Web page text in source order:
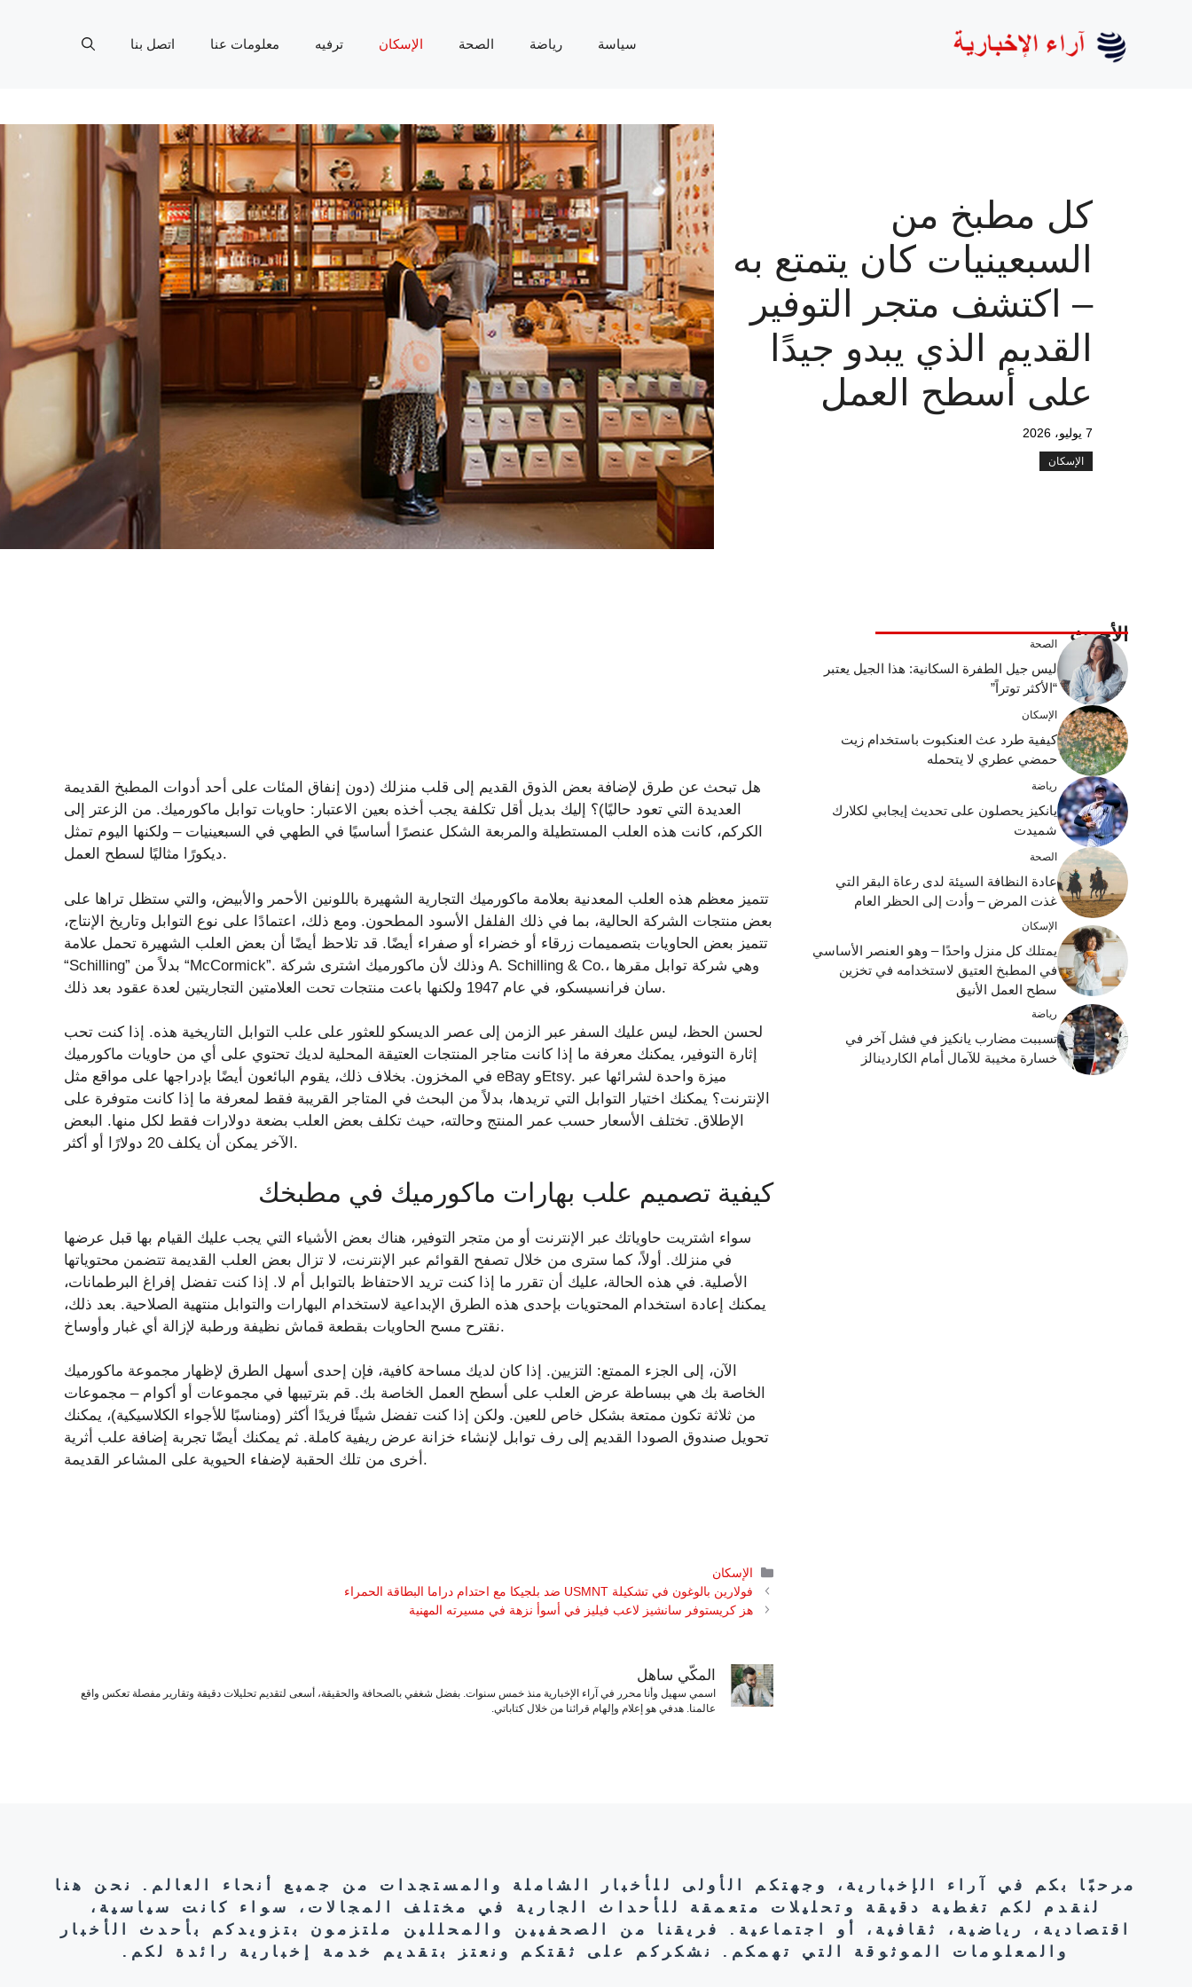
سياسة رياضة الصحة الإسكان ترفيه معلومات عنا اتصل بنا
كل مطبخ من
السبعينيات كان يتمتع به
– اكتشف متجر التوفير
القديم الذي يبدو جيدًا
على أسطح العمل
7 يوليو، 2026
الإسكان
هل تبحث عن طرق لإضافة بعض الذوق القديم إلى قلب منزلك (دون إنفاق المئات على أحد أدوات المطبخ القديمة
العديدة التي تعود حاليًا)؟ إليك بديل أقل تكلفة يجب أخذه بعين الاعتبار: حاويات توابل ماكورميك. من الزعتر إلى
الكركم، كانت هذه العلب المستطيلة والمربعة الشكل عنصرًا أساسيًا في الطهي في السبعينيات – ولكنها اليوم تمثل
ديكورًا مثاليًا لسطح العمل.
تتميز معظم هذه العلب المعدنية بعلامة ماكورميك التجارية الشهيرة باللونين الأحمر والأبيض، والتي ستظل تراها على
بعض منتجات الشركة الحالية، بما في ذلك الفلفل الأسود المطحون. ومع ذلك، اعتمادًا على نوع التوابل وتاريخ الإنتاج،
تتميز بعض الحاويات بتصميمات زرقاء أو خضراء أو صفراء أيضًا. قد تلاحظ أيضًا أن بعض العلب الشهيرة تحمل علامة
“Schilling” بدلاً من “McCormick”. وذلك لأن ماكورميك اشترى شركة A. Schilling & Co.، وهي شركة توابل مقرها
سان فرانسيسكو، في عام 1947 ولكنها باعت منتجات تحت العلامتين التجاريتين لعدة عقود بعد ذلك.
لحسن الحظ، ليس عليك السفر عبر الزمن إلى عصر الديسكو للعثور على علب التوابل التاريخية هذه. إذا كنت تحب
إثارة التوفير، يمكنك معرفة ما إذا كانت متاجر المنتجات العتيقة المحلية لديك تحتوي على أي من حاويات ماكورميك
في المخزون. بخلاف ذلك، يقوم البائعون أيضًا بإدراجها على مواقع مثل eBay وEtsy. ميزة واحدة لشرائها عبر
الإنترنت؟ يمكنك اختيار التوابل التي تريدها، بدلاً من البحث في المتاجر القريبة فقط لمعرفة ما إذا كانت متوفرة على
الإطلاق. تختلف الأسعار حسب عمر المنتج وحالته، حيث تكلف بعض العلب بضعة دولارات فقط لكل منها. البعض
الآخر يمكن أن يكلف 20 دولارًا أو أكثر.
كيفية تصميم علب بهارات ماكورميك في مطبخك
سواء اشتريت حاوياتك عبر الإنترنت أو من متجر التوفير، هناك بعض الأشياء التي يجب عليك القيام بها قبل عرضها
في منزلك. أولاً، كما سترى من خلال تصفح القوائم عبر الإنترنت، لا تزال بعض العلب القديمة تتضمن محتوياتها
الأصلية. في هذه الحالة، عليك أن تقرر ما إذا كنت تريد الاحتفاظ بالتوابل أم لا. إذا كنت تفضل إفراغ البرطمانات،
يمكنك إعادة استخدام المحتويات بإحدى هذه الطرق الإبداعية لاستخدام البهارات والتوابل منتهية الصلاحية. بعد ذلك،
نقترح مسح الحاويات بقطعة قماش نظيفة ورطبة لإزالة أي غبار وأوساخ.
الآن، إلى الجزء الممتع: التزيين. إذا كان لديك مساحة كافية، فإن إحدى أسهل الطرق لإظهار مجموعة ماكورميك
الخاصة بك هي ببساطة عرض العلب على أسطح العمل الخاصة بك. قم بترتيبها في مجموعات أو أكوام – مجموعات
من ثلاثة تكون ممتعة بشكل خاص للعين. ولكن إذا كنت تفضل شيئًا فريدًا أكثر (ومناسبًا للأجواء الكلاسيكية)، يمكنك
تحويل صندوق الصودا القديم إلى رف توابل لإنشاء خزانة عرض ريفية كاملة. ثم يمكنك أيضًا تجربة إضافة علب أثرية
أخرى من تلك الحقبة لإضفاء الحيوية على المشاعر القديمة.
التصنيفات
الإسكان
فولارين بالوغون في تشكيلة USMNT ضد بلجيكا مع احتدام دراما البطاقة الحمراء
هز كريستوفر سانشيز لاعب فيليز في أسوأ نزهة في مسيرته المهنية
المكّي ساهل
اسمي سهيل وأنا محرر في آراء الإخبارية منذ خمس سنوات. بفضل شغفي بالصحافة والحقيقة، أسعى لتقديم تحليلات دقيقة وتقارير مفصلة تعكس واقع
عالمنا. هدفي هو إعلام وإلهام قرائنا من خلال كتاباتي.
الأحدث الصحة
ليس جيل الطفرة السكانية: هذا الجيل يعتبر
“الأكثر توتراً”
الإسكان
كيفية طرد عث العنكبوت باستخدام زيت
حمضي عطري لا يتحمله
رياضة
يانكيز يحصلون على تحديث إيجابي لكلارك
شميدت
الصحة
عادة النظافة السيئة لدى رعاة البقر التي
غذت المرض – وأدت إلى الحظر العام
الإسكان
يمتلك كل منزل واحدًا – وهو العنصر الأساسي
في المطبخ العتيق لاستخدامه في تخزين
سطح العمل الأنيق
رياضة
تسببت مضارب يانكيز في فشل آخر في
خسارة مخيبة للآمال أمام الكاردينالز
مرحبًا بكم في آراء الإخبارية، وجهتكم الأولى للأخبار الشاملة والمستجدات من جميع أنحاء العالم. نحن هنا
لنقدم لكم تغطية دقيقة وتحليلات متعمقة للأحداث الجارية في مختلف المجالات، سواء كانت سياسية،
اقتصادية، رياضية، ثقافية، أو اجتماعية. فريقنا من الصحفيين والمحللين ملتزمون بتزويدكم بأحدث الأخبار
والمعلومات الموثوقة التي تهمكم. نشكركم على ثقتكم ونعتز بتقديم خدمة إخبارية رائدة لكم.